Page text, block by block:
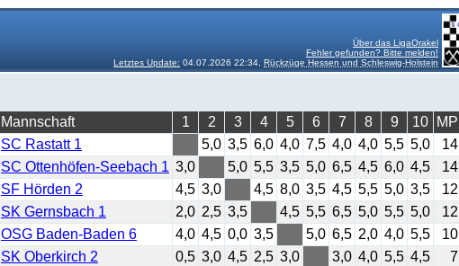
Über das LigaOrakel
Fehler gefunden? Bitte melden!
Letztes Update: 04.07.2026 22:34, Rückzüge Hessen und Schleswig-Holstein
Mannschaft 1 2 3 4 5 6 7 8 9 10 MP
SC Rastatt 1 5,0 3,5 6,0 4,0 7,5 4,0 4,0 5,5 5,0 14
SC Ottenhöfen-Seebach 1 3,0 5,0 5,5 3,5 5,0 6,5 4,5 6,0 4,5 14
SF Hörden 2 4,5 3,0 4,5 8,0 3,5 4,5 5,5 5,0 3,5 12
SK Gernsbach 1 2,0 2,5 3,5 4,5 5,5 6,5 5,0 5,5 5,0 12
OSG Baden-Baden 6 4,0 4,5 0,0 3,5 5,0 6,5 2,0 4,0 5,5 10
SK Oberkirch 2 0,5 3,0 4,5 2,5 3,0 3,0 4,0 5,5 4,5 7